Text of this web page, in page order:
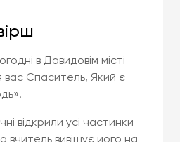
в Давидовім місті
вас Спаситель, Який є
відкрили усі частинки